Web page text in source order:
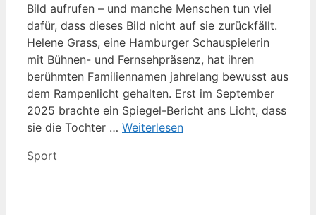
Bild aufrufen – und manche Menschen tun viel
dafür, dass dieses Bild nicht auf sie zurückfällt.
Helene Grass, eine Hamburger Schauspielerin
mit Bühnen- und Fernsehpräsenz, hat ihren
berühmten Familiennamen jahrelang bewusst aus
dem Rampenlicht gehalten. Erst im September
2025 brachte ein Spiegel-Bericht ans Licht, dass
sie die Tochter … Weiterlesen
Kategorien
Sport